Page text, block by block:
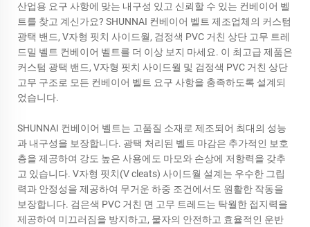
산업용 요구 사항에 맞는 내구성 있고 신뢰할 수 있는 컨베이어 벨
트를 찾고 계신가요? SHUNNAI 컨베이어 벨트 제조업체의 커스텀
광택 밴드, V자형 핏치 사이드월, 검정색 PVC 거친 상단 고무 트레
드밀 벨트 컨베이어 벨트를 더 이상 보지 마세요. 이 최고급 제품은
커스텀 광택 밴드, V자형 핏치 사이드월 및 검정색 PVC 거친 상단
고무 구조로 모든 컨베이어 벨트 요구 사항을 충족하도록 설계되
었습니다.
SHUNNAI 컨베이어 벨트는 고품질 소재로 제조되어 최대의 성능
과 내구성을 보장합니다. 광택 처리된 벨트 마감은 추가적인 보호
층을 제공하여 강도 높은 사용에도 마모와 손상에 저항력을 갖추
고 있습니다. V자형 핏치(V cleats) 사이드월 설계는 우수한 그립
력과 안정성을 제공하여 무거운 하중 조건에서도 원활한 작동을
보장합니다. 검은색 PVC 거친 면 고무 트레드는 탁월한 접지력을
제공하여 미끄러짐을 방지하고, 물자의 안전하고 효율적인 운반